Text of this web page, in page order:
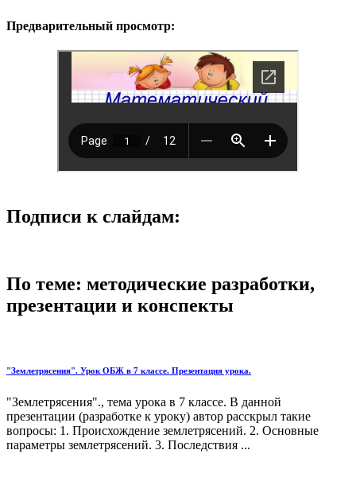
Предварительный просмотр:
Подписи к слайдам:
По теме: методические разработки,
презентации и конспекты
"Землетрясения". Урок ОБЖ в 7 классе. Презентация урока.
"Землетрясения"., тема урока в 7 классе. В данной
презентации (разработке к уроку) автор расскрыл такие
вопросы: 1. Происхождение землетрясений. 2. Основные
параметры землетрясений. 3. Последствия ...